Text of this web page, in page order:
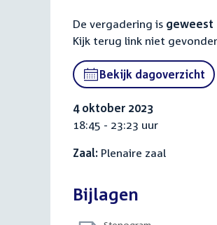
De vergadering is geweest
Kijk terug link niet
Bekijk dagoverzicht
4 oktober 2023
18:45 - 23:23 uur
Zaal: Plenaire zaal
Bijlagen